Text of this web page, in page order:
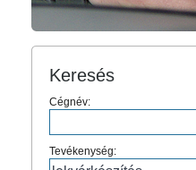
Keresés
Cégnév:
Tevékenység: